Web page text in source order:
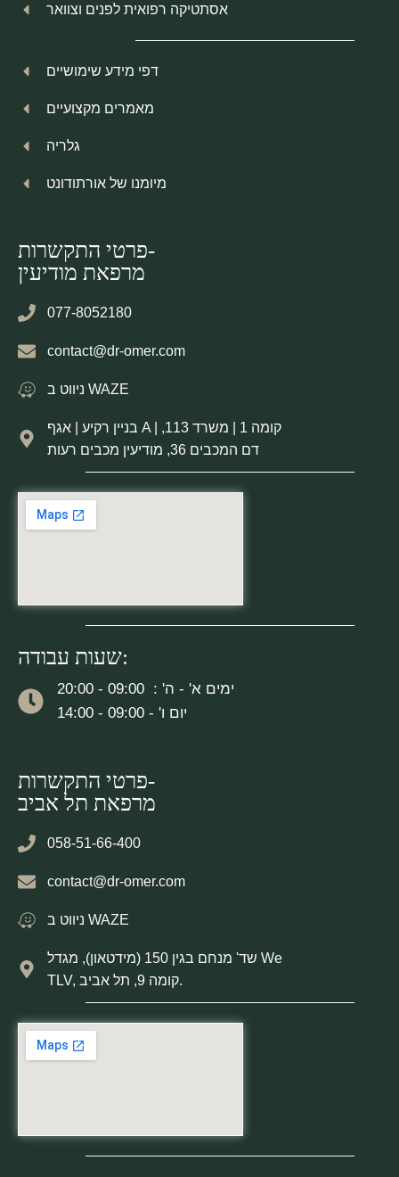
אסתטיקה רפואית לפנים וצוואר
דפי מידע שימושיים
מאמרים מקצועיים
גלריה
מיומנו של אורתודונט
פרטי התקשרות-
מרפאת מודיעין
077-8052180
contact@dr-omer.com
ניווט ב WAZE
בניין רקיע | אגף A | קומה 1 | משרד 113,
דם המכבים 36, מודיעין מכבים רעות
שעות עבודה:
ימים א' - ה' : 09:00 - 20:00
יום ו' - 09:00 - 14:00
פרטי התקשרות-
מרפאת תל אביב
058-51-66-400
contact@dr-omer.com
ניווט ב WAZE
שד' מנחם בגין 150 (מידטאון), מגדל We
TLV, קומה 9, תל אביב.